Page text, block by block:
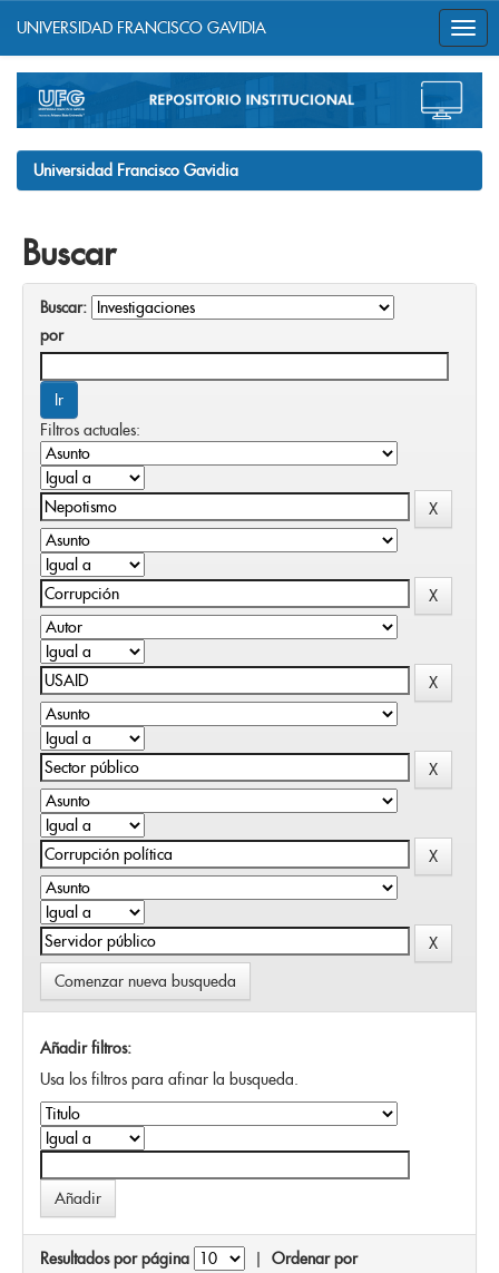
navigation
UNIVERSIDAD FRANCISCO GAVIDIA
Universidad Francisco Gavidia
Buscar
Buscar:
por
Filtros actuales:
Comenzar nueva busqueda
Añadir filtros:
Usa los filtros para afinar la busqueda.
Resultados por página | Ordenar por